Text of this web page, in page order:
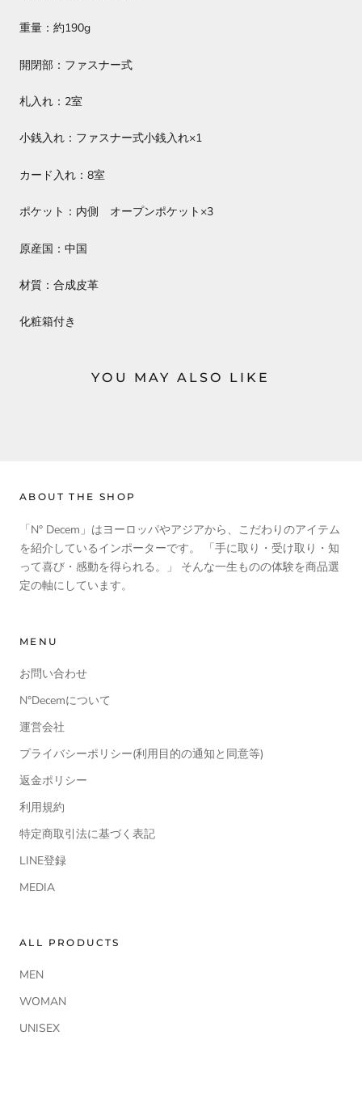
重量：約190g
開閉部：ファスナー式
札入れ：2室
小銭入れ：ファスナー式小銭入れ×1
カード入れ：8室
ポケット： 内側 オープンポケット×3
原産国：中国
材質：合成皮革
化粧箱付き
YOU MAY ALSO LIKE
ABOUT THE SHOP
「N° Decem」はヨーロッパやアジアから、こだわりのアイテム
を紹介しているインポーターです。 「手に取り・受け取り・知
って喜び・感動を得られる。」 そんな一生ものの体験を商品選
定の軸にしています。
MENU
お問い合わせ
N°Decemについて
運営会社
プライバシーポリシー(利用目的の通知と同意等)
返金ポリシー
利用規約
特定商取引法に基づく表記
LINE登録
MEDIA
ALL PRODUCTS
MEN
WOMAN
UNISEX